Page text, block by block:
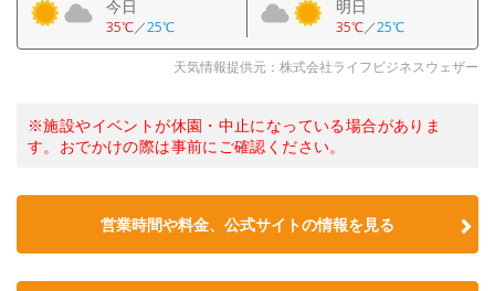
今日
35℃／25℃
明日
35℃／25℃
天気情報提供元：株式会社ライフビジネスウェザー
※施設やイベントが休園・中止になっている場合がありま
す。おでかけの際は事前にご確認ください。
営業時間や料金、公式サイトの情報を見る